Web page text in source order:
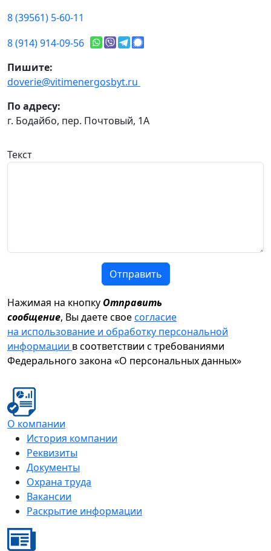
8 (39561) 5-60-11
8 (914) 914-09-56
Пишите:
doverie@vitimenergosbyt.ru
По адресу:
г. Бодайбо, пер. Почтовый, 1А
Текст
Отправить
Нажимая на кнопку Отправить
сообщение, Вы даете своесогласие
на использование и обработку персональной
информации в соответствии с требованиями
Федерального закона «О персональных данных»
О компании
История компании
Реквизиты
Документы
Охрана труда
Вакансии
Раскрытие информации